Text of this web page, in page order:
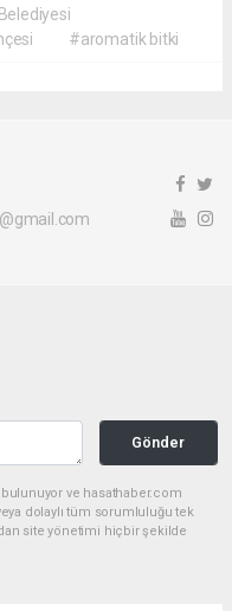
#aromatik bitki
Gönder
bulunuyor ve hasathaber.com
dolaylı tüm sorumluluğu tek
site yönetimi hiçbir şekilde